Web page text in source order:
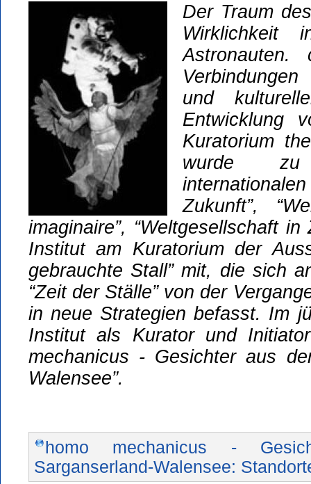
Der Traum
Wirklichkeit
Astronauten.
und
Entwicklung
Kuratorium
wurde zu
Zukunft”,
imaginaire”, “Weltgesellschaft
Institut am Kuratorium der
gebrauchte Stall” mit, die sich
“Zeit der Ställe” von der
in neue Strategien befasst. Im
Institut als Kurator und
mechanicus - Gesichter aus
Walensee”.
homo mechanicus -
Sarganserland-Walensee: